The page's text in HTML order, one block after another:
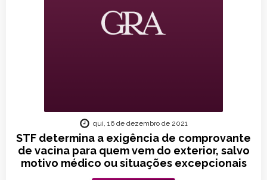
STF determina a exigência de comprovante
de vacina para quem vem do exterior, salvo
motivo médico ou situações excepcionais
qui, 16 de dezembro de 2021